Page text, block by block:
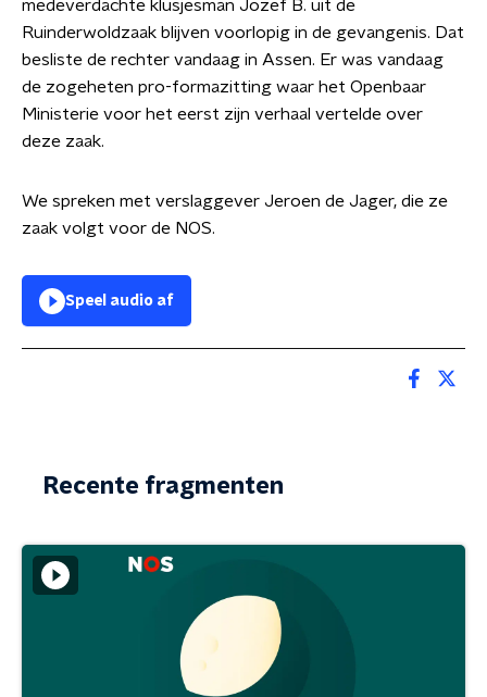
medeverdachte klusjesman Jozef B. uit de
Ruinderwoldzaak blijven voorlopig in de gevangenis. Dat
besliste de rechter vandaag in Assen. Er was vandaag
de zogeheten pro-formazitting waar het Openbaar
Ministerie voor het eerst zijn verhaal vertelde over
deze zaak.
We spreken met verslaggever Jeroen de Jager, die ze
zaak volgt voor de NOS.
Speel audio af
Recente fragmenten